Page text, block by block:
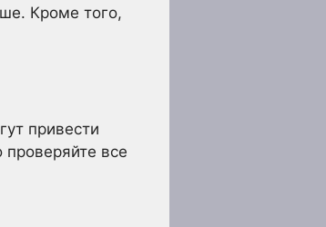
Кроме того,
привести
все